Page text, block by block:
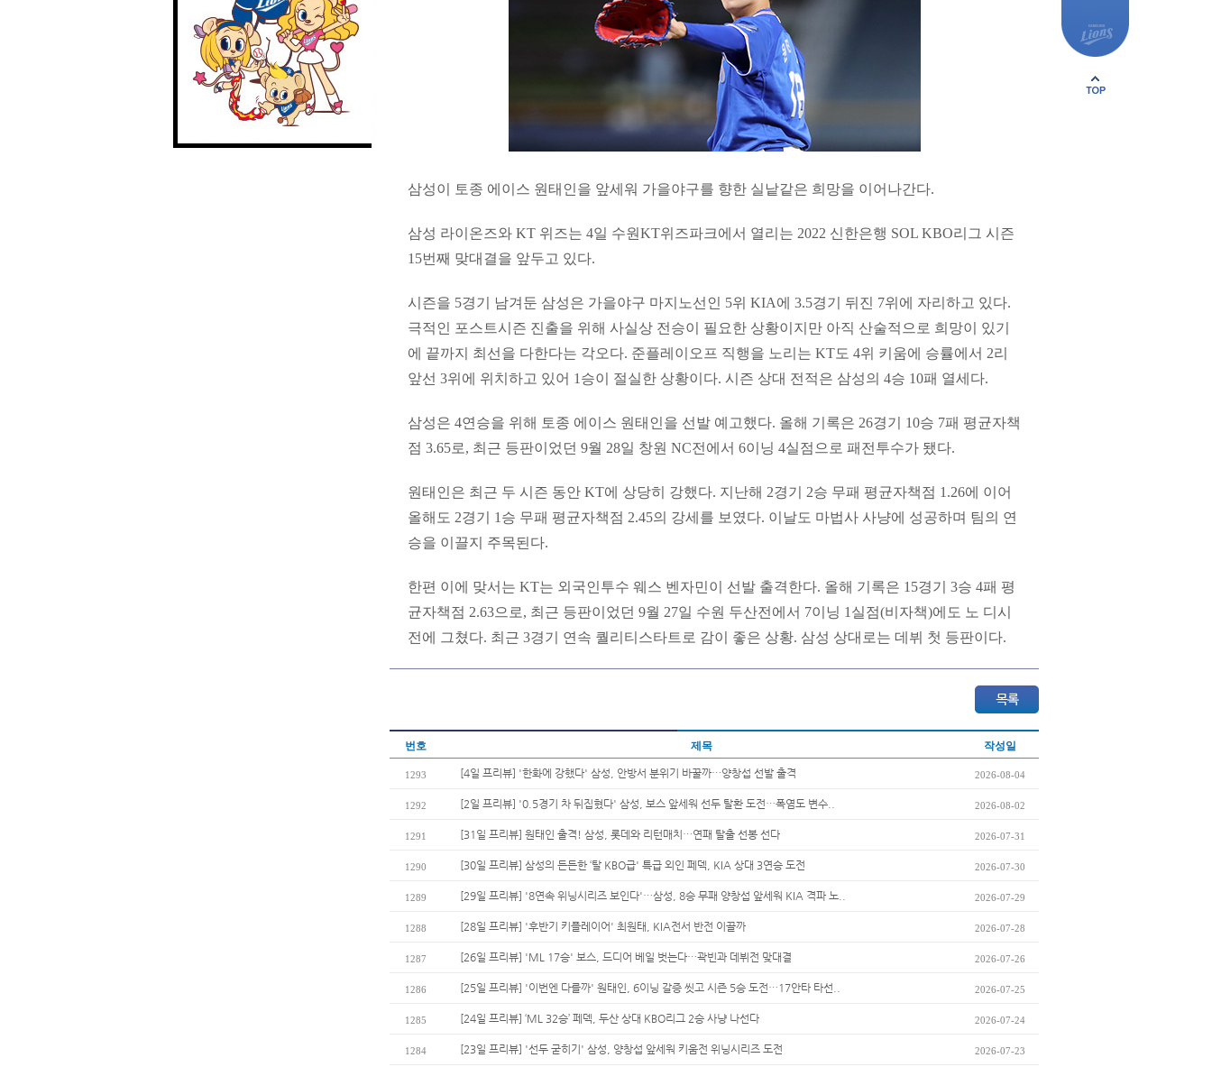
삼성이 토종 에이스 원태인을 앞세워 가을야구를 향한 실낱같은 희망을 이어나간다.
삼성 라이온즈와 KT 위즈는 4일 수원KT위즈파크에서 열리는 2022 신한은행 SOL KBO리그 시즌
15번째 맞대결을 앞두고 있다.
시즌을 5경기 남겨둔 삼성은 가을야구 마지노선인 5위 KIA에 3.5경기 뒤진 7위에 자리하고 있다.
극적인 포스트시즌 진출을 위해 사실상 전승이 필요한 상황이지만 아직 산술적으로 희망이 있기
에 끝까지 최선을 다한다는 각오다. 준플레이오프 직행을 노리는 KT도 4위 키움에 승률에서 2리
앞선 3위에 위치하고 있어 1승이 절실한 상황이다. 시즌 상대 전적은 삼성의 4승 10패 열세다.
삼성은 4연승을 위해 토종 에이스 원태인을 선발 예고했다. 올해 기록은 26경기 10승 7패 평균자책
점 3.65로, 최근 등판이었던 9월 28일 창원 NC전에서 6이닝 4실점으로 패전투수가 됐다.
원태인은 최근 두 시즌 동안 KT에 상당히 강했다. 지난해 2경기 2승 무패 평균자책점 1.26에 이어
올해도 2경기 1승 무패 평균자책점 2.45의 강세를 보였다. 이날도 마법사 사냥에 성공하며 팀의 연
승을 이끌지 주목된다.
한편 이에 맞서는 KT는 외국인투수 웨스 벤자민이 선발 출격한다. 올해 기록은 15경기 3승 4패 평
균자책점 2.63으로, 최근 등판이었던 9월 27일 수원 두산전에서 7이닝 1실점(비자책)에도 노 디시
전에 그쳤다. 최근 3경기 연속 퀄리티스타트로 감이 좋은 상황. 삼성 상대로는 데뷔 첫 등판이다.
번호 제목 작성일
1293 [4일 프리뷰] '한화에 강했다' 삼성, 안방서 분위기 바꿀까…양창섭 선발 출격 2026-08-04
1292 [2일 프리뷰] '0.5경기 차 뒤집혔다' 삼성, 보스 앞세워 선두 탈환 도전…폭염도 변수.. 2026-08-02
1291 [31일 프리뷰] 원태인 출격! 삼성, 롯데와 리턴매치…연패 탈출 선봉 선다 2026-07-31
1290 [30일 프리뷰] 삼성의 든든한 ‘탈 KBO급' 특급 외인 페덱, KIA 상대 3연승 도전 2026-07-30
1289 [29일 프리뷰] '8연속 위닝시리즈 보인다'…삼성, 8승 무패 양창섭 앞세워 KIA 격파 노.. 2026-07-29
1288 [28일 프리뷰] '후반기 키플레이어' 최원태, KIA전서 반전 이끌까 2026-07-28
1287 [26일 프리뷰] 'ML 17승' 보스, 드디어 베일 벗는다…곽빈과 데뷔전 맞대결 2026-07-26
1286 [25일 프리뷰] '이번엔 다를까' 원태인, 6이닝 갈증 씻고 시즌 5승 도전…17안타 타선.. 2026-07-25
1285 [24일 프리뷰] ‘ML 32승’ 페덱, 두산 상대 KBO리그 2승 사냥 나선다 2026-07-24
1284 [23일 프리뷰] '선두 굳히기' 삼성, 양창섭 앞세워 키움전 위닝시리즈 도전 2026-07-23